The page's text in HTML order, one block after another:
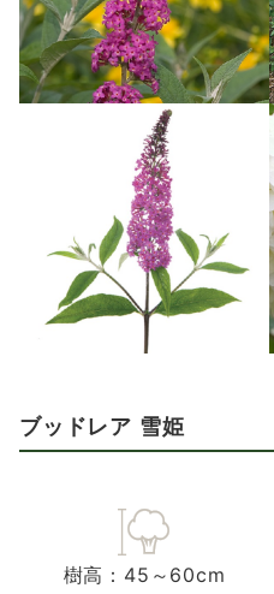
ブッドレア 雪姫
樹高：45～60cm